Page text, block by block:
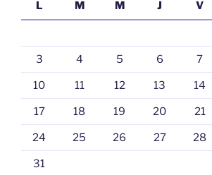
L
M M J V
3 4 5 6 7
10 11 12 13 14
17 18 19 20 21
24 25 26 27 28
31